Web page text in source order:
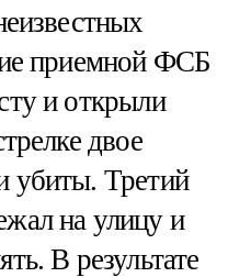
приемной ФСБ
и открыли
двое
убиты. Третий
на улицу и
В результате